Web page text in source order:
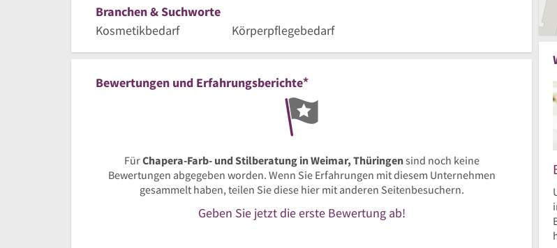
Branchen & Suchworte
Kosmetikbedarf
Körperpflegebedarf
Bewertungen und Erfahrungsberichte*
FürChapera-Farb- und Stilberatung in Weimar, Thüringensind noch keine
Bewertungen abgegeben worden. Wenn Sie Erfahrungen mit diesem Unternehmen
gesammelt haben, teilen Sie diese hier mit anderen Seitenbesuchern.
Geben Sie jetzt die erste Bewertung ab!